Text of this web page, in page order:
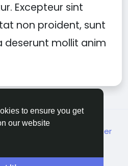
to ensure you get
our website
Excepteur sint
non proident, sunt
deserunt mollit anim
Support Center